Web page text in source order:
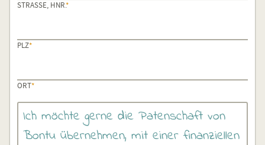
PFLICHTFELD
STRASSE, HNR.*
PFLICHTFELD
PLZ*
PFLICHTFELD
ORT*